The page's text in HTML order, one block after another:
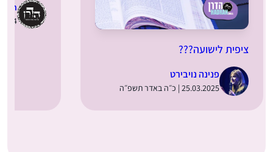
ציפית לישועה???
פנינה נויבירט
25.03.2025 | כ״ה באדר תשפ״ה
17.12.2024 |